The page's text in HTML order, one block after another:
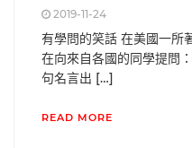
2019-11-24
有學問的笑話 在美國一所
在向來自各國的同學提問
句名言出 […]
READ MORE